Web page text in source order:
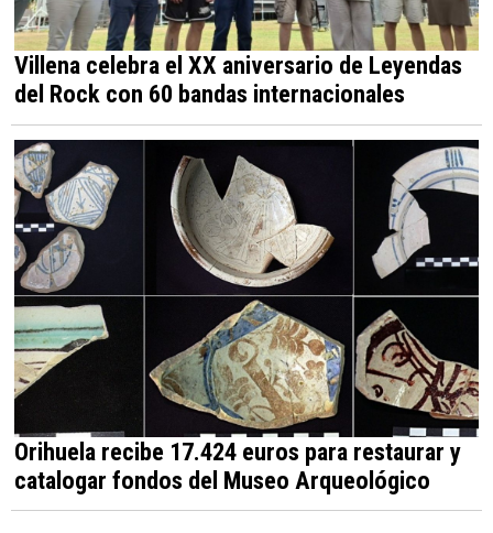
Villena celebra el XX aniversario de Leyendas
del Rock con 60 bandas internacionales
Orihuela recibe 17.424 euros para restaurar y
catalogar fondos del Museo Arqueológico